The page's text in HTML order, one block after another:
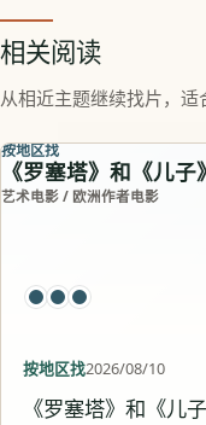
相关阅读
从相近主题继续找片，适
按地区找
《罗塞塔》和《儿
艺术电影 / 欧洲作者电影
按地区找2026/08/10
《罗塞塔》和《儿